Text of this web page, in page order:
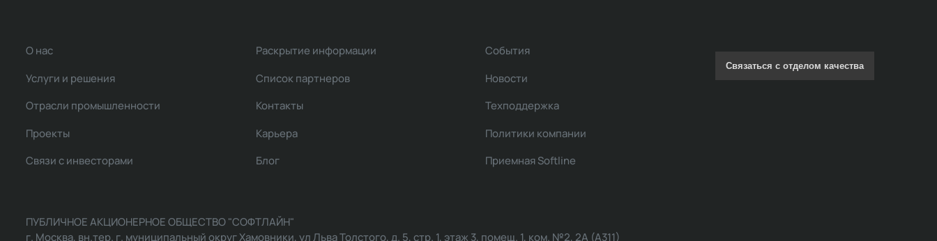
О нас
Услуги и решения
Отрасли промышленности
Проекты
Связи с инвесторами
Раскрытие информации
Список партнеров
Контакты
Карьера
Блог
События
Новости
Техподдержка
Политики компании
Приемная Softline
Связаться с отделом качества
ПУБЛИЧНОЕ АКЦИОНЕРНОЕ ОБЩЕСТВО "СОФТЛАЙН"
г. Москва, вн.тер. г. муниципальный округ Хамовники, ул Льва Толстого, д. 5, стр. 1, этаж 3, помещ. 1, ком. №2, 2А (А311)